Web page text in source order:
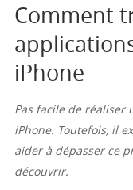
Transfert
Multimédia
Utilitaires
Comment
iPhone
Pas facile de réaliser
iPhone. Toutefois, il
aider à dépasser ce
découvrir.